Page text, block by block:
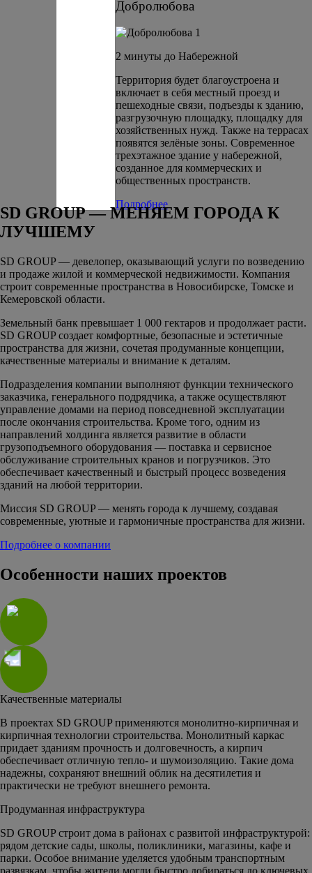
Добролюбова
2 минуты до Набережной
Территория будет благоустроена и
включает в себя местный проезд и
пешеходные связи, подъезды к зданию,
разгрузочную площадку, площадку для
хозяйственных нужд. Также на террасах
появятся зелёные зоны. Современное
трехэтажное здание у набережной,
созданное для коммерческих и
общественных пространств.
Подробнее
SD GROUP — МЕНЯЕМ ГОРОДА К
ЛУЧШЕМУ
SD GROUP — девелопер, оказывающий услуги по возведению
и продаже жилой и коммерческой недвижимости. Компания
строит современные пространства в Новосибирске, Томске и
Кемеровской области.
Земельный банк превышает 1 000 гектаров и продолжает расти.
SD GROUP создает комфортные, безопасные и эстетичные
пространства для жизни, сочетая продуманные концепции,
качественные материалы и внимание к деталям.
Подразделения компании выполняют функции технического
заказчика, генерального подрядчика, а также осуществляют
управление домами на период повседневной эксплуатации
после окончания строительства. Кроме того, одним из
направлений холдинга является развитие в области
грузоподъемного оборудования — поставка и сервисное
обслуживание строительных кранов и погрузчиков. Это
обеспечивает качественный и быстрый процесс возведения
зданий на любой территории.
Миссия SD GROUP — менять города к лучшему, создавая
современные, уютные и гармоничные пространства для жизни.
Подробнее о компании
Особенности наших проектов
Качественные материалы
В проектах SD GROUP применяются монолитно-кирпичная и
кирпичная технологии строительства. Монолитный каркас
придает зданиям прочность и долговечность, а кирпич
обеспечивает отличную тепло- и шумоизоляцию. Такие дома
надежны, сохраняют внешний облик на десятилетия и
практически не требуют внешнего ремонта.
Продуманная инфраструктура
SD GROUP строит дома в районах с развитой инфраструктурой:
рядом детские сады, школы, поликлиники, магазины, кафе и
парки. Особое внимание уделяется удобным транспортным
развязкам, чтобы жители могли быстро добираться до ключевых